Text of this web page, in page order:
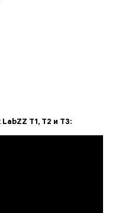
T1, T2 и T3: